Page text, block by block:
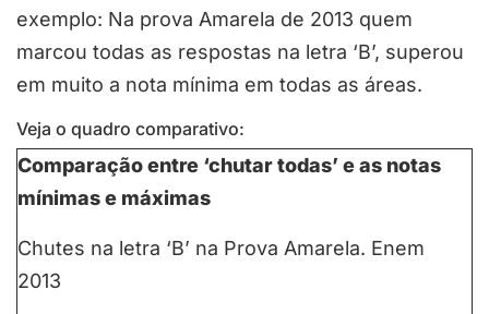
exemplo: Na prova Amarela de 2013 quem
marcou todas as respostas na letra ‘B’, superou
em muito a nota mínima em todas as áreas.
Veja o quadro comparativo:
Comparação entre ‘chutar todas’ e as notas
mínimas e máximas
Chutes na letra ‘B’ na Prova Amarela. Enem
2013